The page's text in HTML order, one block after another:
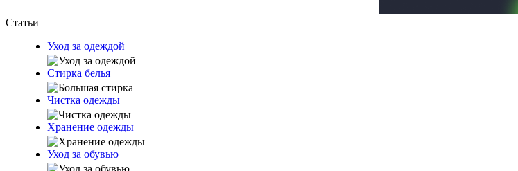
Статьи
Уход за одеждой
Стирка белья
Чистка одежды
Хранение одежды
Уход за обувью